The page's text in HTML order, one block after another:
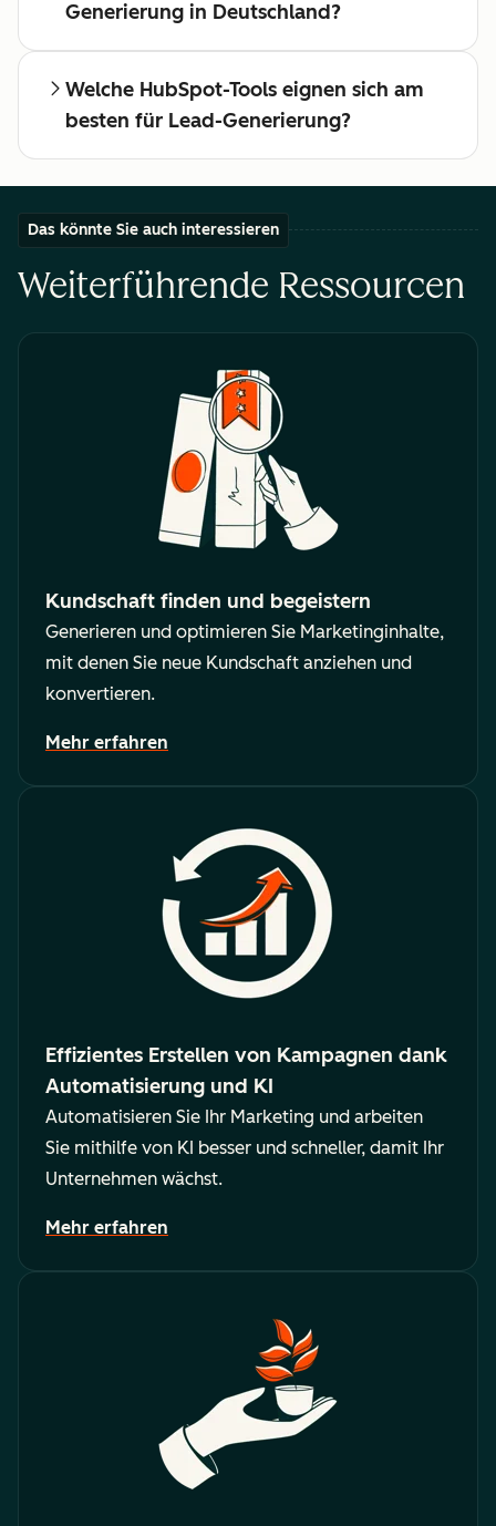
Generierung in Deutschland?
Welche HubSpot-Tools eignen sich am
besten für Lead-Generierung?
Das könnte Sie auch interessieren
Weiterführende Ressourcen
Kundschaft finden und begeistern
Generieren und optimieren Sie Marketinginhalte,
mit denen Sie neue Kundschaft anziehen und
konvertieren.
Mehr erfahren
Effizientes Erstellen von Kampagnen dank
Automatisierung und KI
Automatisieren Sie Ihr Marketing und arbeiten
Sie mithilfe von KI besser und schneller, damit Ihr
Unternehmen wächst.
Mehr erfahren